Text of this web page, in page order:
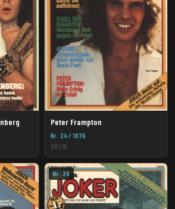
Peter Frampton
Nr. 24 / 1976
DM 1,00
Nr. 26